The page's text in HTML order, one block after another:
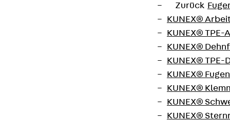
Zurück
KUNEX®
KUNEX®
KUNEX®
KUNEX®
KUNEX®
KUNEX®
KUNEX®
KUNEX®